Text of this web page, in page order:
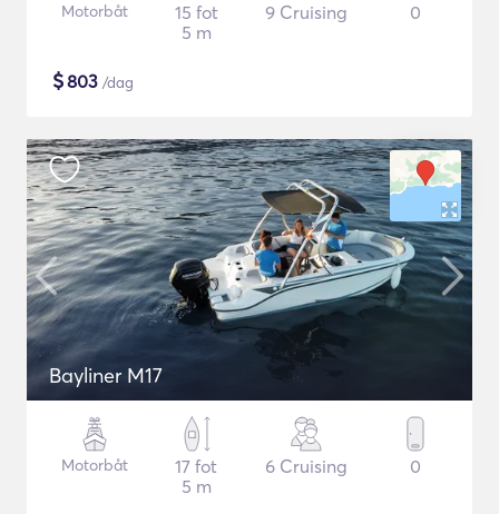
Motorbåt
15 fot
5 m
9 Cruising 0
$803 /dag
Bayliner M17
Motorbåt
17 fot
5 m
6 Cruising 0